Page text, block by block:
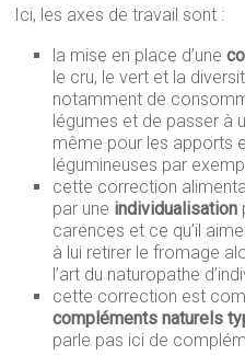
Ici, les axes de travail sont :
la mise en place d’une
le cru, le vert et la
notamment de
légumes et de passer à
même pour les apports
légumineuses par
cette correction
par une individualisation
carences et ce qu’il
à lui retirer le fromage
l’art du naturopathe
cette correction est
compléments naturels
parle pas ici de